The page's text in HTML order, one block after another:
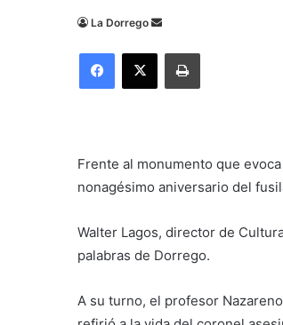
La Dorrego
Send
email
Facebook
X Imprimir
Frente al monumento que
nonagésimo aniversario del
Walter Lagos, director de
palabras de Dorrego.
A su turno, el profesor